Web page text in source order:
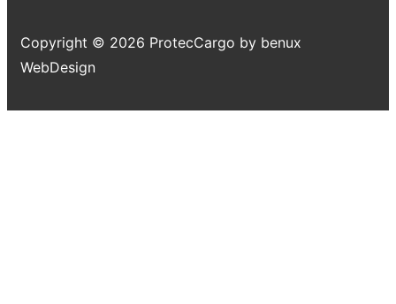
Copyright © 2026 ProtecCargo by benux
WebDesign